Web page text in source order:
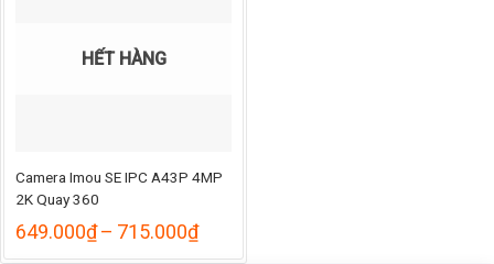
HẾT HÀNG
Camera Imou SE IPC A43P 4MP
2K Quay 360
649.000₫– 715.000₫Khoảng